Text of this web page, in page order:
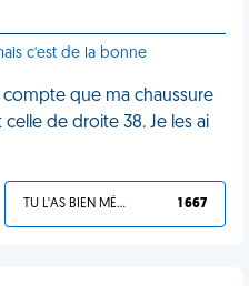
c'est de la bonne
compte que ma chaussure
de droite 38. Je les ai
TU L'AS BIEN MÉRITÉ 1 667